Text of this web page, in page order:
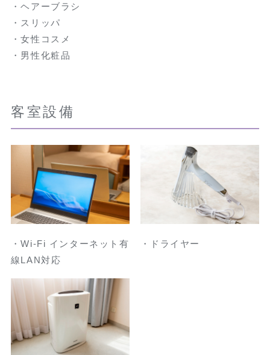
・ヘアーブラシ
・スリッパ
・女性コスメ
・男性化粧品
客室設備
・Wi-Fi インターネット有
線LAN対応
・ドライヤー